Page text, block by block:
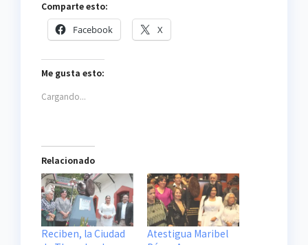
Comparte esto:
Facebook X
Me gusta esto:
Cargando...
Relacionado
Reciben, la Ciudad
Atestigua Maribel